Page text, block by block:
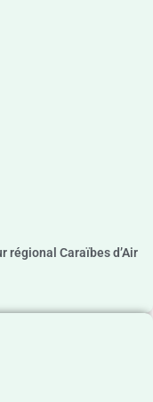
régional Caraïbes d’Air